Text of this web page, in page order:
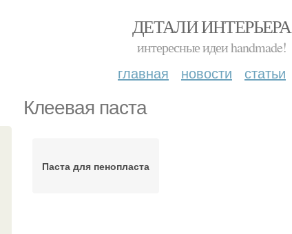
ДЕТАЛИ ИНТЕРЬЕРА
интересные идеи handmade!
главная новости статьи
Клеевая паста
Паста для пенопласта